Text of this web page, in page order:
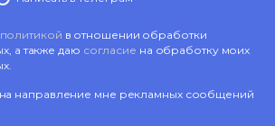
политикой в отношении обработки
а также даю согласие на обработку моих
на направление мне рекламных сообщений